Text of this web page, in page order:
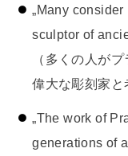
„Many
sculptor of
（多くの人が
偉大な彫刻家と
„The work of
generations of